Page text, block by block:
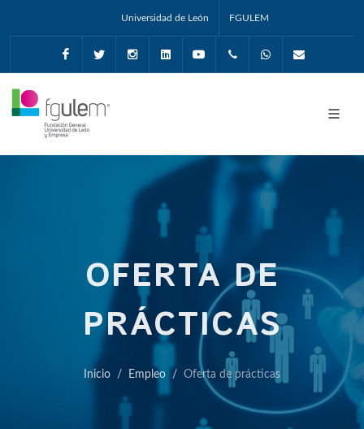
Universidad de León FGULEM
FacebookTwitter InstagramLinkedin Youtube +34987291651
Whatsapp
OFERTA DE
PRÁCTICAS
Inicio Empleo Oferta de prácticas